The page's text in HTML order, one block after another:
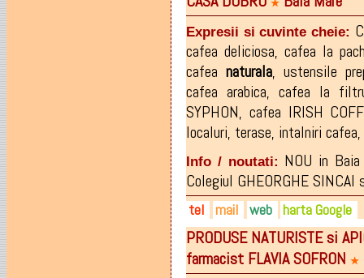
0724-809933
★
Expresii si cuvinte cheie:
cafea deliciosa, cafea la
cafea naturala, ustensile
cafea arabica, cafea la
SYPHON, cafea IRISH
localuri, terase, intalniri cafea,
Info / noutati: NOU in
Colegiul GHEORGHE SINCAI
tel
0759-166.513
mail
casadobro@gmail.com
web
cafeadobro.ro
facebook.com/CASADOBRO
harta Google
PRODUSE NATURISTE si
farmacist FLAVIA SOFRON ★